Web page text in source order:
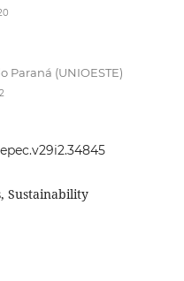
Paraná (UNIOESTE)
Sustainability